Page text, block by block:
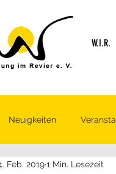
W.I.R.
Neuigkeiten
Feb. 20191 Min. Lesezeit